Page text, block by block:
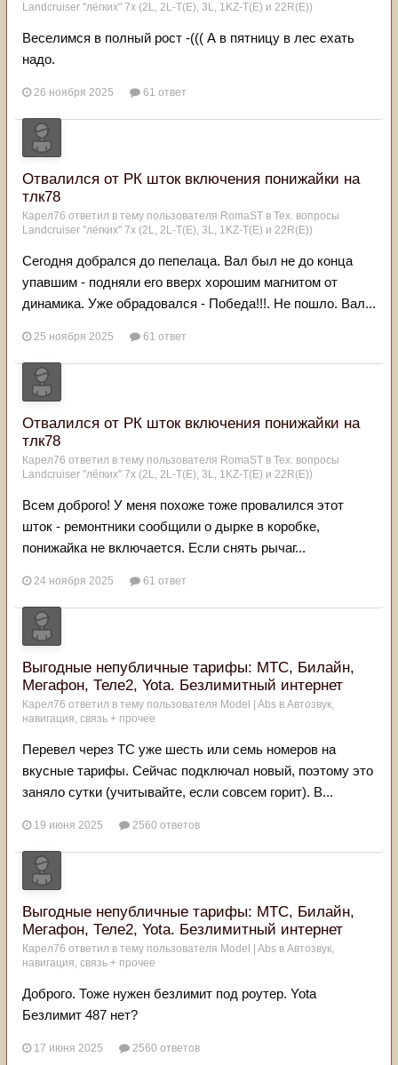
Landcruiser "лёгких" 7x (2L, 2L-T(Е), 3L, 1KZ-T(E) и 22R(Е))
Веселимся в полный рост -((( А в пятницу в лес ехать
надо.
26 ноября 2025 61 ответ
Отвалился от РК шток включения понижайки на
тлк78
Карел76 ответил в тему пользователя RomaST в Тех. вопросы
Landcruiser "лёгких" 7x (2L, 2L-T(Е), 3L, 1KZ-T(E) и 22R(Е))
Сегодня добрался до пепелаца. Вал был не до конца
упавшим - подняли его вверх хорошим магнитом от
динамика. Уже обрадовался - Победа!!!. Не пошло. Вал...
25 ноября 2025 61 ответ
Отвалился от РК шток включения понижайки на
тлк78
Карел76 ответил в тему пользователя RomaST в Тех. вопросы
Landcruiser "лёгких" 7x (2L, 2L-T(Е), 3L, 1KZ-T(E) и 22R(Е))
Всем доброго! У меня похоже тоже провалился этот
шток - ремонтники сообщили о дырке в коробке,
понижайка не включается. Если снять рычаг...
24 ноября 2025 61 ответ
Выгодные непубличные тарифы: МТС, Билайн,
Мегафон, Теле2, Yota. Безлимитный интернет
Карел76 ответил в тему пользователя Model | Abs в Автозвук,
навигация, связь + прочее
Перевел через ТС уже шесть или семь номеров на
вкусные тарифы. Сейчас подключал новый, поэтому это
заняло сутки (учитывайте, если совсем горит). В...
19 июня 2025 2560 ответов
Выгодные непубличные тарифы: МТС, Билайн,
Мегафон, Теле2, Yota. Безлимитный интернет
Карел76 ответил в тему пользователя Model | Abs в Автозвук,
навигация, связь + прочее
Доброго. Тоже нужен безлимит под роутер. Yota
Безлимит 487 нет?
17 июня 2025 2560 ответов